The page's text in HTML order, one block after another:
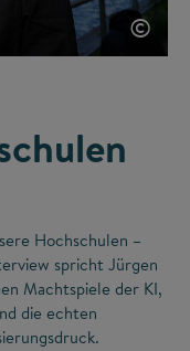
©
Hochschulen –
spricht Jürgen
Machtspiele der KI,
die echten